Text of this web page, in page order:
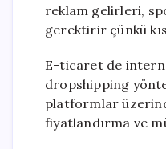
reklam gelirleri,
gerektirir çünkü
E-ticaret de
dropshipping
platformlar
fiyatlandırma ve